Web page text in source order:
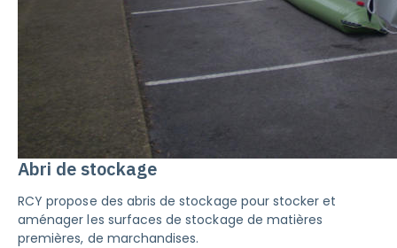
Abri de stockage
RCY propose des abris de stockage pour stocker et
aménager les surfaces de stockage de matières
premières, de marchandises.